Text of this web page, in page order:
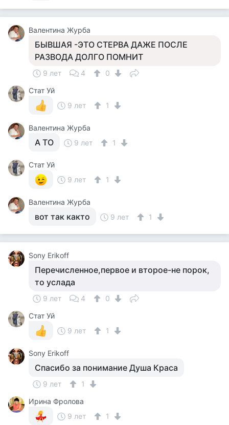
Валентина Журба
БЫВШАЯ -ЭТО СТЕРВА ДАЖЕ ПОСЛЕ
РАЗВОДА ДОЛГО ПОМНИТ
9 лет 4
0
Стат Уй
9 лет
1
Валентина Журба
А ТО 9 лет 1
Стат Уй
9 лет
1
Валентина Журба
вот так както 9 лет 1
Sony Erikoff
Перечисленное,первое и второе-не порок,
то услада
9 лет 4
0
Стат Уй
9 лет
1
Sony Erikoff
Спасибо за понимание Душа Краса
9 лет
1
Ирина Фролова
9 лет
1